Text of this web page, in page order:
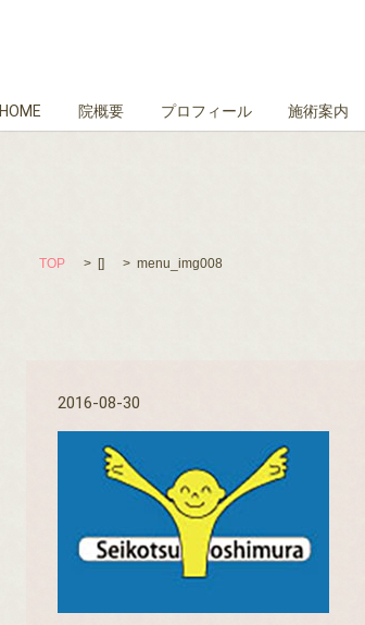
HOME 院概要 プロフィール 施術案内
TOP [] menu_img008
2016-08-30